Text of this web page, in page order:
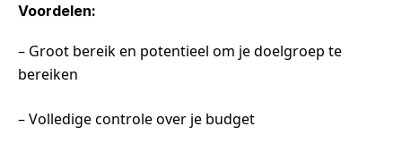
Voordelen:
– Groot bereik en potentieel om je doelgroep te
bereiken
– Volledige controle over je budget